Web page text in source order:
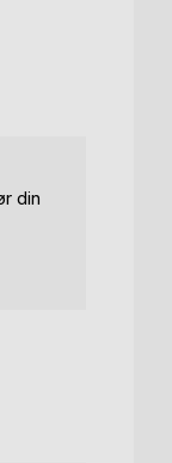
din